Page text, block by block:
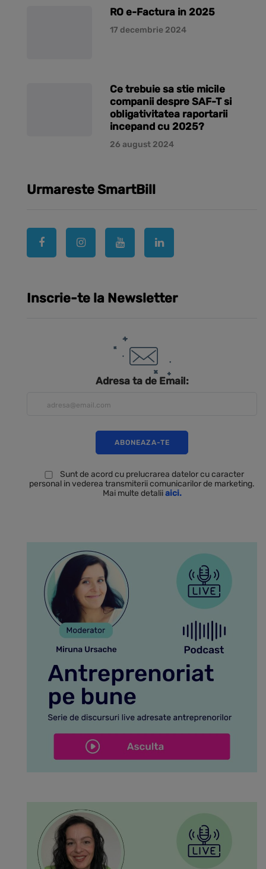
RO e-Factura in 2025
17 decembrie 2024
Ce trebuie sa stie micile
companii despre SAF-T si
obligativitatea raportarii
incepand cu 2025?
26 august 2024
Urmareste SmartBill
Inscrie-te la Newsletter
Adresa ta de Email:
Sunt de acord cu prelucrarea datelor cu caracter
personal in vederea transmiterii comunicarilor de marketing.
Mai multe detaliiaici.